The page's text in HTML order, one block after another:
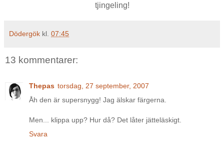
tjingeling!
Dödergök kl. 07:45
13 kommentarer:
Thepas torsdag, 27 september, 2007
Åh den är supersnygg! Jag älskar färgerna.
Men... klippa upp? Hur då? Det låter jätteläskigt.
Svara